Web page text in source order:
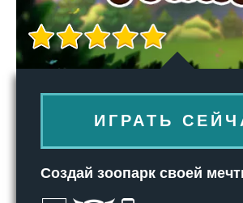
ИГРАТЬ
Создай зоопарк своей